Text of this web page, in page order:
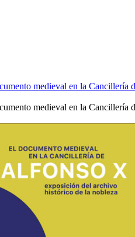
medieval en la Cancillería
medieval en la Cancillería